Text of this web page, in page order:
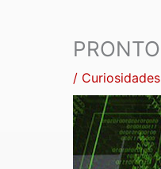
/ Curiosidades